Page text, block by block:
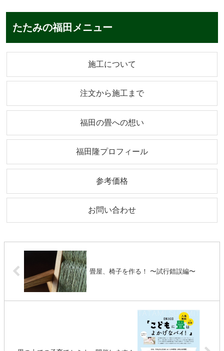
全の体制を整えて実施...
たたみの福田メニュー
施工について
注文から施工まで
福田の畳への想い
福田隆プロフィール
参考価格
お問い合わせ
畳屋、椅子を作る！ 〜試行錯誤編〜